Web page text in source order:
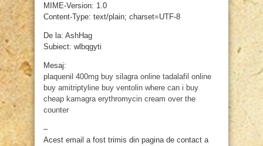
MIME-Version: 1.0
Content-Type: text/plain; charset=UTF-8
De la: AshHag
Subiect: wlbqgyti
Mesaj:
plaquenil 400mg buy silagra online tadalafil online
buy amitriptyline buy ventolin where can i buy
cheap kamagra erythromycin cream over the
counter
–
Acest email a fost trimis din pagina de contact a